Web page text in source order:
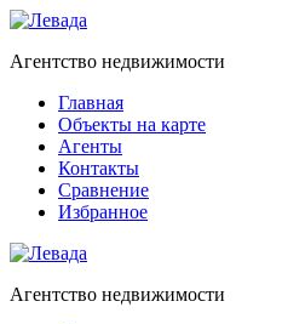
Агентство недвижимости
Главная
Объекты на карте
Агенты
Контакты
Сравнение
Избранное
Агентство недвижимости